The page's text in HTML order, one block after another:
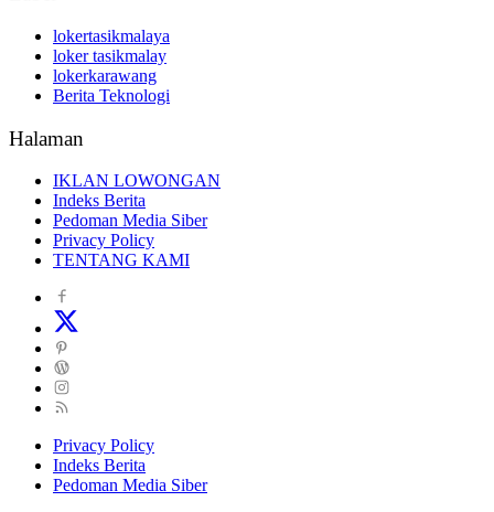
lokertasikmalaya
loker tasikmalay
lokerkarawang
Berita Teknologi
Halaman
IKLAN LOWONGAN
Indeks Berita
Pedoman Media Siber
Privacy Policy
TENTANG KAMI
Privacy Policy
Indeks Berita
Pedoman Media Siber